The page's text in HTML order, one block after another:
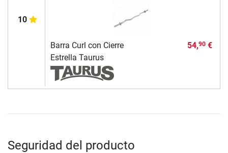
10
Barra Curl con Cierre
Estrella Taurus
54,90€
Seguridad del producto